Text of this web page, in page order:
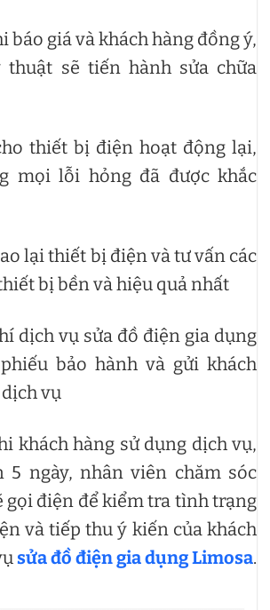
báo giá và khách hàng đồng ý,
sẽ tiến hành sửa chữa
thiết bị điện hoạt động lại,
mọi lỗi hỏng đã được khắc
lại thiết bị điện và tư vấn các
bị bền và hiệu quả nhất
dịch vụ sửa đồ điện gia dụng
bảo hành và gửi khách
vụ
khách hàng sử dụng dịch vụ,
5 ngày, nhân viên chăm sóc
gọi điện để kiểm tra tình trạng
và tiếp thu ý kiến của khách
sửa đồ điện gia dụng Limosa.